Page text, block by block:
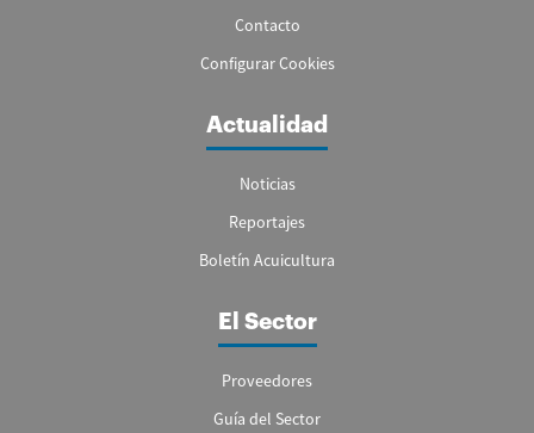
Contacto
Configurar Cookies
Actualidad
Noticias
Reportajes
Boletín Acuicultura
El Sector
Proveedores
Guía del Sector